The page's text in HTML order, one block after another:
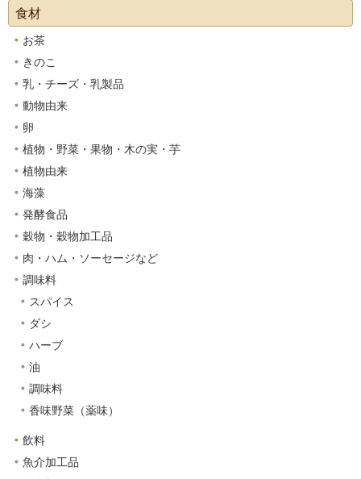
食材
お茶
きのこ
乳・チーズ・乳製品
動物由来
卵
植物・野菜・果物・木の実・芋
植物由来
海藻
発酵食品
穀物・穀物加工品
肉・ハム・ソーセージなど
調味料
スパイス
ダシ
ハーブ
油
調味料
香味野菜（薬味）
飲料
魚介加工品